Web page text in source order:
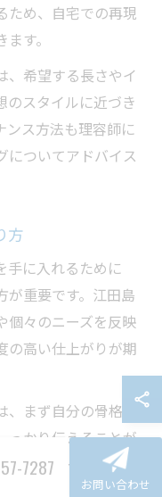
ため、自宅での再現
す。
、希望する長さやイ
のスタイルに近づき
ンス方法も理容師に
についてアドバイス
方
手に入れるために
が重要です。江田島
個々のニーズを反映
の高い仕上がりが期
まず自分の骨格や
っかり伝えることが
のショートスタイ
ど、用途に合わせた
7287
お問い合わせ